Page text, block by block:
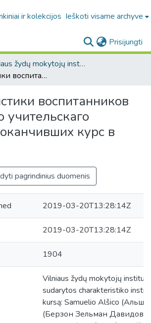
ir kolekcijos Ieškoti visame archyve
Prisijungti
Vilniaus žydų mokytojų institutas, 1873-1915 (Žydų mokslinių tyrimų instituto (YIVO) fondas. F424)
Характеристики воспитанников еврейскаго учительскаго института оканчивших курс в 1904 году
воспитанников
учительскаго
курс в
pagrindinius duomenis
2019-03-20T13:28:14Z
2019-03-20T13:28:14Z
1904
Vilniaus žydų mokytojų
sudarytos charakteristiko
kursą: Samuelio Alšico
(Берзон Зельман